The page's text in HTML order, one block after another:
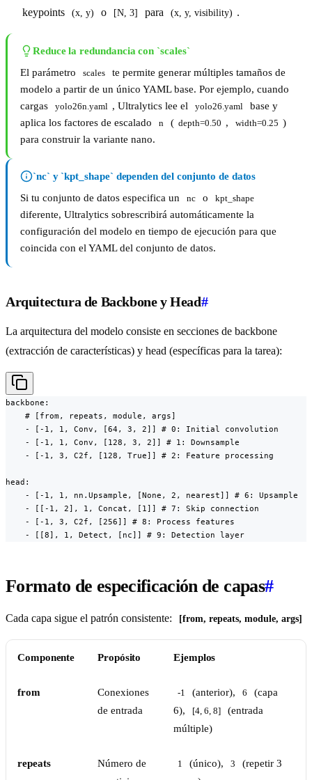
keypoints
(x, y) o [N, 3] para (x, y, visibility) .
Reduce la redundancia con `scales`
El parámetro
scales
te permite generar múltiples tamaños de
modelo a partir de un único YAML base. Por ejemplo, cuando
cargas
yolo26n.yaml , Ultralytics lee el yolo26.yaml
base y
aplica los factores de escalado
n ( depth=0.50 , width=0.25 )
para construir la variante nano.
`nc` y `kpt_shape` dependen del conjunto de datos
Si tu conjunto de datos especifica un
nc o kpt_shape
diferente, Ultralytics sobrescribirá automáticamente la
configuración del modelo en tiempo de ejecución para que
coincida con el YAML del conjunto de datos.
Arquitectura de Backbone y Head#
La arquitectura del modelo consiste en secciones de backbone
(extracción de características) y head (específicas para la tarea):
backbone:
    # [from, repeats, module, args]
    - [-1, 1, Conv, [64, 3, 2]] # 0: Initial convolution
    - [-1, 1, Conv, [128, 3, 2]] # 1: Downsample
    - [-1, 3, C2f, [128, True]] # 2: Feature processing
head:
    - [-1, 1, nn.Upsample, [None, 2, nearest]] # 6: Upsample
    - [[-1, 2], 1, Concat, [1]] # 7: Skip connection
    - [-1, 3, C2f, [256]] # 8: Process features
    - [[8], 1, Detect, [nc]] # 9: Detection layer
Formato de especificación de capas#
Cada capa sigue el patrón consistente: [from, repeats, module, args]
Componente Propósito Ejemplos
from
Conexiones
de entrada
-1 (anterior), 6
(capa
6),
[4, 6, 8]
(entrada
múltiple)
repeats
Número de
1 (único), 3
(repetir 3